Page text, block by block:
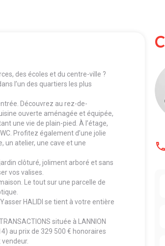
des écoles et du centre-ville ?
l’un des quartiers les plus
Découvrez au rez-de-
ouverte aménagée et équipée,
une vie de plain-pied. À l’étage,
Profitez également d’une jolie
un atelier, une cave et une
clôturé, joliment arboré et sans
vos valises.
Le tout sur une parcelle de
HALIDI se tient à votre entière
située à LANNION
au prix de 329 500 € honoraires